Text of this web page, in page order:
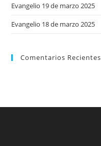
Evangelio 19 de marzo 2025
Evangelio 18 de marzo 2025
Comentarios Recientes